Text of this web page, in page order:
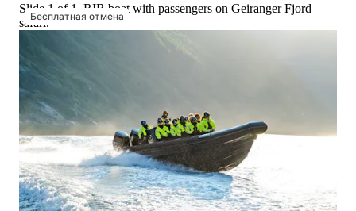
Бесплатная отмена
Slide 1 of 1, RIB boat with passengers on Geiranger Fjord
safari.